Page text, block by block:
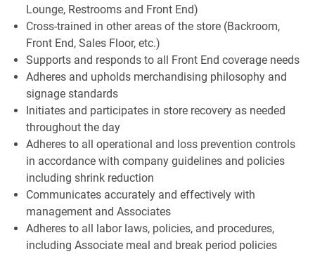
Lounge, Restrooms and Front End)
Cross-trained in other areas of the store (Backroom,
Front End, Sales Floor, etc.)
Supports and responds to all Front End coverage needs
Adheres and upholds merchandising philosophy and
signage standards
Initiates and participates in store recovery as needed
throughout the day
Adheres to all operational and loss prevention controls
in accordance with company guidelines and policies
including shrink reduction
Communicates accurately and effectively with
management and Associates
Adheres to all labor laws, policies, and procedures,
including Associate meal and break period policies